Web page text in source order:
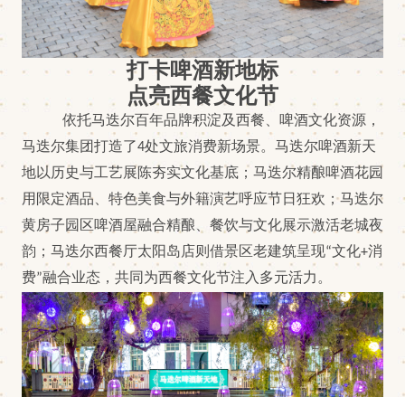
打卡啤酒新地标
点亮西餐文化节
依托马迭尔百年品牌积淀及西餐、啤酒文化资源，
马迭尔集团打造了 4处文旅消费新场景。马迭尔啤酒新天
地以历史与工艺展陈夯实文化基底；马迭尔精酿啤酒花园
用限定酒品、特色美食与外籍演艺呼应节日狂欢；马迭尔
黄房子园区啤酒屋融合精酿、餐饮与文化展示激活老城夜
韵；马迭尔西餐厅太阳岛店则借景区老建筑呈现“文化+消
费”融合业态，共同为西餐文化节注入多元活力。